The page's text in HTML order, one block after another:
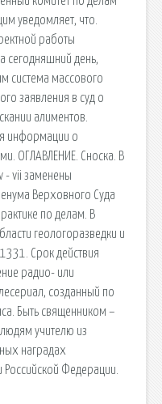
уведомляет, что.
работы
сегодняшний день,
система массового
заявления в суд о
алиментов.
информации о
ОГЛАВЛЕНИЕ. Сноска. В
- vii заменены
Верховного Суда
по делам. В
геологоразведки и
Срок действия
радио- или
созданный по
Быть священником –
учителю из
наградах
Российской Федерации.